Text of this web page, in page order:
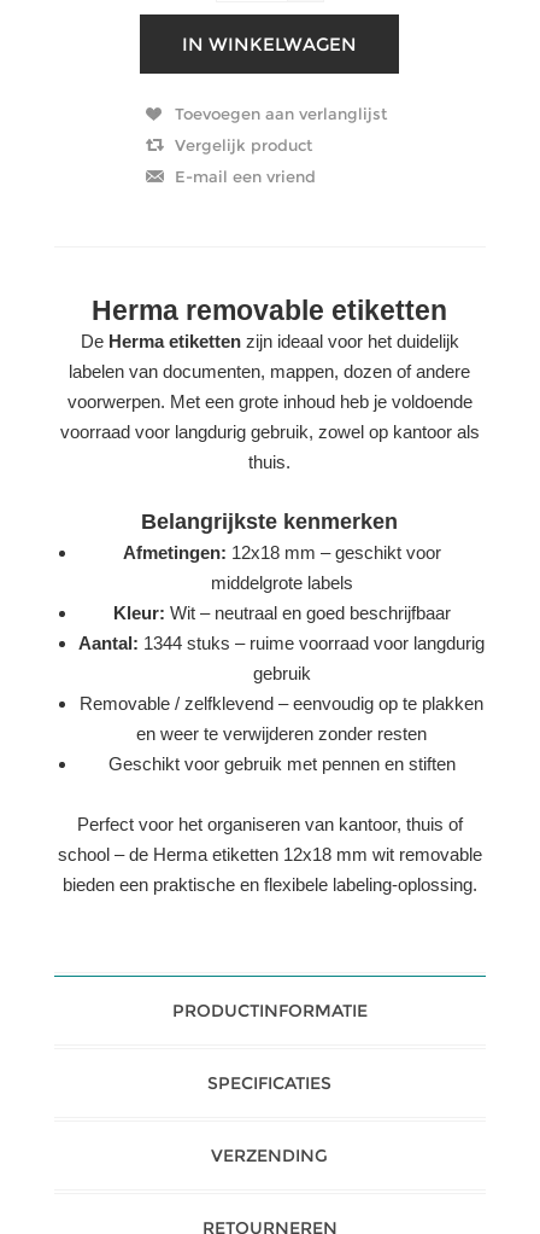
Herma removable etiketten
De Herma etikettenzijn ideaal voor het duidelijk
labelen van documenten, mappen, dozen of andere
voorwerpen. Met een grote inhoud heb je voldoende
voorraad voor langdurig gebruik, zowel op kantoor als
thuis.
Belangrijkste kenmerken
Afmetingen: 12x18 mm – geschikt voor
middelgrote labels
Kleur: Wit – neutraal en goed beschrijfbaar
Aantal: 1344 stuks – ruime voorraad voor langdurig
gebruik
Removable / zelfklevend – eenvoudig op te plakken
en weer te verwijderen zonder resten
Geschikt voor gebruik met pennen en stiften
Perfect voor het organiseren van kantoor, thuis of
school – de Herma etiketten 12x18 mm wit removable
bieden een praktische en flexibele labeling-oplossing.
PRODUCTINFORMATIE
SPECIFICATIES
VERZENDING
RETOURNEREN